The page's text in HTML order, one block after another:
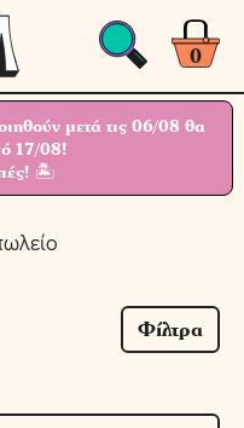
0
μετά τις 06/08 θα
17/08!
🏝
Φίλτρα